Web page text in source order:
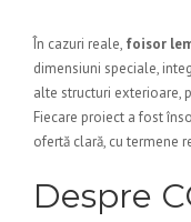
În cazuri reale, foisor
dimensiuni speciale,
alte structuri exterioare,
Fiecare proiect a fost
ofertă clară, cu termene
Despre